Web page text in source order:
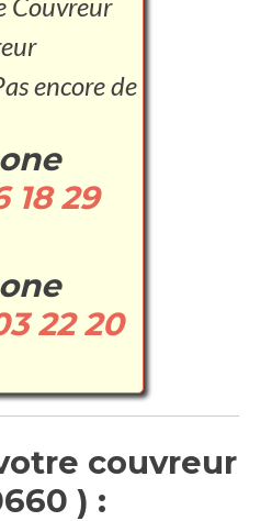
encore de
18 29
22 20
couvreur
) :